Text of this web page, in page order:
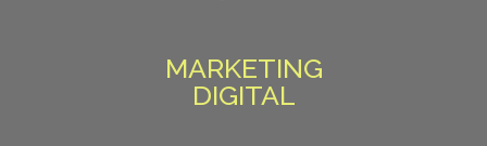
MARKETING
DIGITAL